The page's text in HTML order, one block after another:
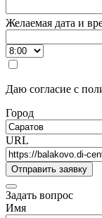
Желаемая дата и
Даю согласие с
Город
URL
Задать вопрос
Имя